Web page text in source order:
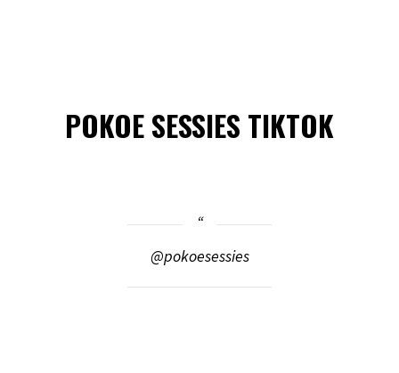
POKOE SESSIES TIKTOK
@pokoesessies